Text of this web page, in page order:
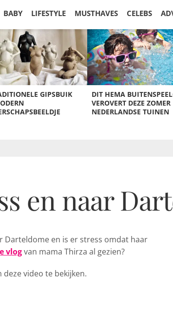
BABY LIFESTYLE MUSTHAVES CELEBS
GIPSBUIK
DIT HEMA
VEROVERT DEZE ZOMER
NEDERLANDSE TUINEN
en naar
Darteldome en is er stress omdat haar
vlogvan mama Thirza al gezien?
deze video te bekijken.